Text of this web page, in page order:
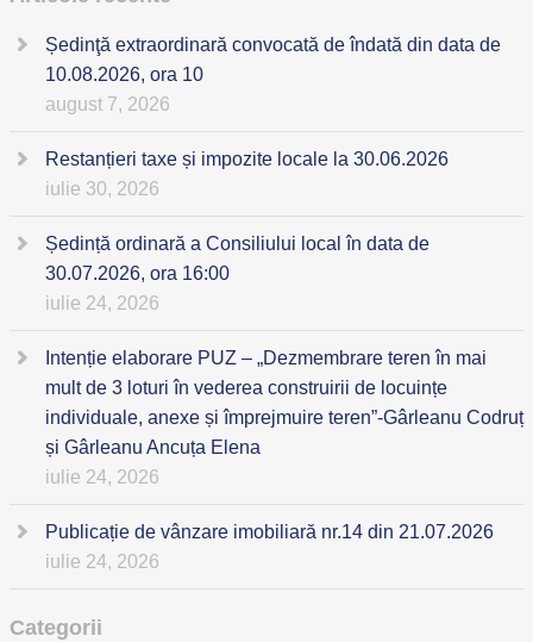
Ședinţă extraordinară convocată de îndată din data de
10.08.2026, ora 10
august 7, 2026
Restanțieri taxe și impozite locale la 30.06.2026
iulie 30, 2026
Ședință ordinară a Consiliului local în data de
30.07.2026, ora 16:00
iulie 24, 2026
Intenție elaborare PUZ – „Dezmembrare teren în mai
mult de 3 loturi în vederea construirii de locuințe
individuale, anexe și împrejmuire teren”-Gârleanu Codruț
și Gârleanu Ancuța Elena
iulie 24, 2026
Publicație de vânzare imobiliară nr.14 din 21.07.2026
iulie 24, 2026
Categorii